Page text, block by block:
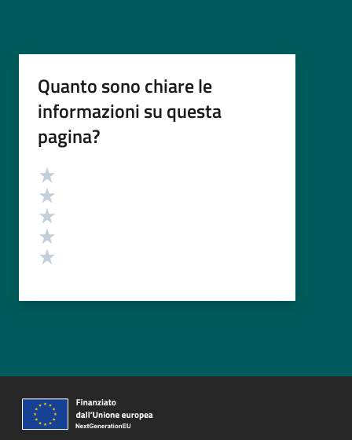
Quanto sono chiare le
informazioni su questa
pagina?
Valutazione